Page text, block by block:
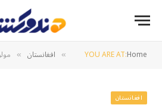
YOU ARE AT:Home
» افغانستان »
افغانستان